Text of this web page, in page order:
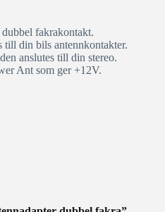
fakrakontakt.
till din bils antennkontakter.
anslutes till din stereo.
Ant som ger +12V.